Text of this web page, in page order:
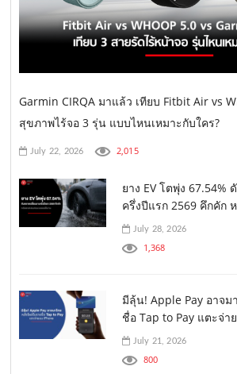
Garmin CIRQA มาแล้ว เทียบ Fitbit Air vs
สุขภาพไร้จอ 3 รุ่น แบบไหนเหมาะกับใคร?
July 22, 2026 2,015
ยาง EV โตพุ่ง 67.54%
ครึ่งปีแรก 2569 คึกคัก
July 28, 2026
1,368
มีลุ้น! Apple Pay อาจม
ชื่อ Tap to Pay แตะจ่า
July 21, 2026
800